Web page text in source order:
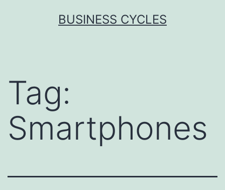
BUSINESS CYCLES
Tag:
Smartphones